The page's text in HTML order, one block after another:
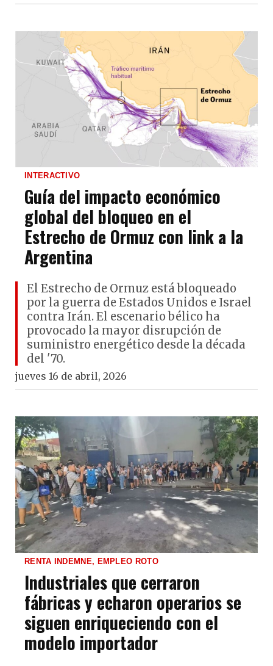
INTERACTIVO
Guía del impacto económico
global del bloqueo en el
Estrecho de Ormuz con link a la
Argentina
El Estrecho de Ormuz está bloqueado
por la guerra de Estados Unidos e Israel
contra Irán. El escenario bélico ha
provocado la mayor disrupción de
suministro energético desde la década
del '70.
jueves 16 de abril, 2026
RENTA INDEMNE, EMPLEO ROTO
Industriales que cerraron
fábricas y echaron operarios se
siguen enriqueciendo con el
modelo importador